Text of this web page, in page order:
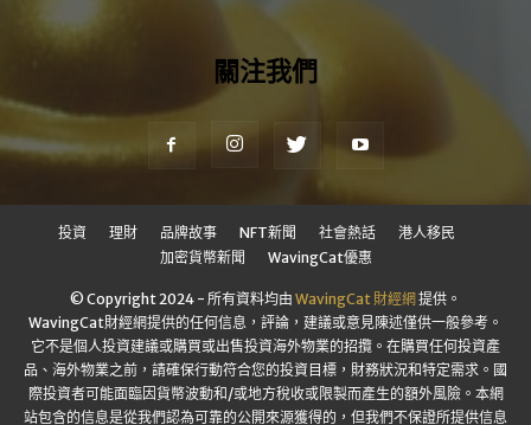
關注我們
投資 理財 品牌故事 NFT新聞 社會熱話
港人移民
加密貨幣新聞
WavingCat優惠
© Copyright 2024 - 所有資料均由 WavingCat 財經網提供。
WavingCat財經網提供的任何信息，評論，建議或意見陳述僅供一般參考。
它不是個人投資建議或購買或出售投資海外物業的招攬。在購買任何投資產
品、海外物業之前，請確保行動符合您的投資目標，財務狀況和特定需求。國
際投資者可能面臨因貨幣波動和/或地方稅收或限製而產生的額外風險。本網
站包含的信息是從我們認為可靠的公開來源獲得的，但我們不保證所提供信息